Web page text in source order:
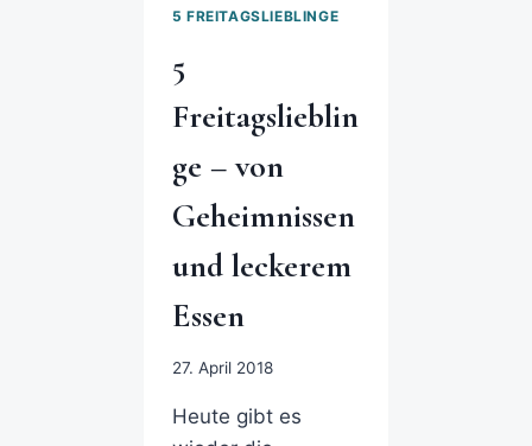
5 FREITAGSLIEBLINGE
5
Freitagslieblin
ge – von
Geheimnissen
und leckerem
Essen
27. April 2018
Heute gibt es